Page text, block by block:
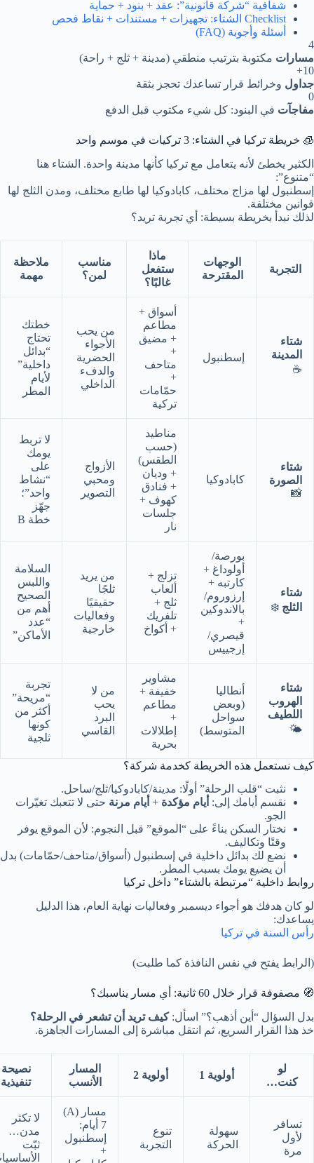
شفافية “شركة قانونية”: عقد + بنود + حماية
Checklist الشتاء: تجهيزات + مستندات + نقاط فحص
أسئلة وأجوبة (FAQ)
4
مسارات مكتوبة بترتيب منطقي (مدينة + ثلج + راحة)
10+
جداول وخرائط قرار تساعدك تحجز بثقة
0
مفاجآت في البنود: كل شيء مكتوب قبل الدفع
🧊 خريطة تركيا في الشتاء: 3 تركيات في موسم واحد
الكثير يخطئ لأنه يتعامل مع تركيا كأنها مدينة واحدة. الشتاء هنا
“متنوع”:
إسطنبول لها مزاج مختلف، كابادوكيا لها طابع مختلف، ومدن الثلج لها
قوانين مختلفة.
لذلك نبدأ بخريطة بسيطة: أي تجربة تريد؟
التجربة
الوجهات
المقترحة
ماذا
ستفعل
غالبًا؟
مناسب
لمن؟
ملاحظة
مهمة
شتاء
المدينة
☕
إسطنبول
أسواق +
مطاعم
+ مضيق
+
متاحف
+
حمّامات
تركية
من يحب
الأجواء
الحضرية
والدفء
الداخلي
خطتك
تحتاج
“بدائل
داخلية”
لأيام
المطر
شتاء
الصورة
📸
كابادوكيا
مناطيد
(حسب
الطقس)
+ وديان
+ فنادق
كهوف +
جلسات
نار
الأزواج
ومحبي
التصوير
لا تربط
يومك
على
“نشاط
واحد”؛
جهّز
خطة B
شتاء
الثلج ❄️
بورصة/
أولوداغ +
كارتبه +
إرزوروم/
بالاندوكين
+
قيصري/
إرجييس
تزلج +
ألعاب
ثلج +
تلفريك
+ أكواخ
من يريد
ثلجًا
حقيقيًا
وفعاليات
خارجية
السلامة
واللبس
الصحيح
أهم من
“عدد
الأماكن”
شتاء
الهروب
اللطيف
🌤️
أنطاليا
(وبعض
سواحل
المتوسط)
مشاوير
خفيفة +
مطاعم
+
إطلالات
بحرية
من لا
يحب
البرد
القاسي
تجربة
“مريحة”
أكثر من
كونها
ثلجية
كيف نستعمل هذه الخريطة كخدمة شركة؟
نثبت “قلب الرحلة” أولًا: مدينة/كابادوكيا/ثلج/ساحل.
نقسم أيامك إلى: أيام مؤكدة + أيام مرنة حتى لا تتعبك تغيّرات
الجو.
نختار السكن بناءً على “الموقع” قبل النجوم: لأن الموقع يوفر
وقتًا وتكاليف.
نضع لك بدائل داخلية في إسطنبول (أسواق/متاحف/حمّامات) بدل
أن يضيع يومك بسبب المطر.
روابط داخلية “مرتبطة بالشتاء” داخل تركيا
لو كان هدفك هو أجواء ديسمبر وفعاليات نهاية العام، هذا الدليل
يساعدك:
رأس السنة في تركيا
(الرابط يفتح في نفس النافذة كما طلبت)
🧭 مصفوفة قرار خلال 60 ثانية: أي مسار يناسبك؟
بدل السؤال “أين أذهب؟” اسأل:كيف تريد أن تشعر في الرحلة؟
خذ هذا القرار السريع، ثم انتقل مباشرة إلى المسارات الجاهزة.
لو
كنت…
أولوية 1 أولوية 2
المسار
الأنسب
نصيحة
تنفيذية
تسافر
لأول
مرة
سهولة
الحركة
تنوع
التجربة
مسار (A)
7 أيام:
إسطنبول
+
لا تكثر
مدن…
ثبّت